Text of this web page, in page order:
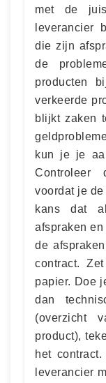
met de
leverancier
die zijn
de
producten
verkeerde
blijkt zaken
kun je je
Controleer
voordat je
kans dat
afspraken
de
contract.
papier. Doe
dan
(overzicht
product),
het
leverancier